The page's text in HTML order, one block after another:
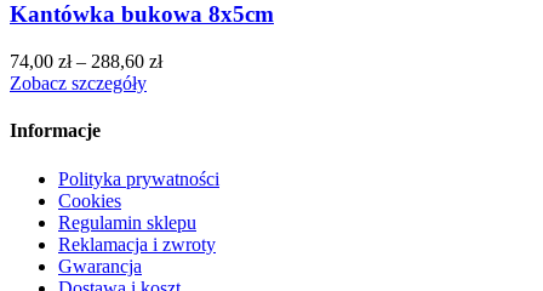
Kantówka bukowa 8x5cm
74,00 zł– 288,60 zł
Zobacz szczegóły
Informacje
Polityka prywatności
Cookies
Regulamin sklepu
Reklamacja i zwroty
Gwarancja